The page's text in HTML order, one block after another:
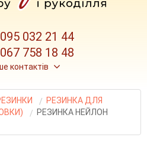
032 21 44
758 18 48
контактів
РЕЗИНКА ДЛЯ
РЕЗИНКА НЕЙЛОН